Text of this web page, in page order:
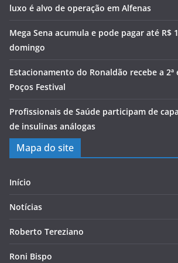
luxo é alvo de operação em Alfenas
Mega Sena acumula e pode pagar até R$
domingo
Estacionamento do Ronaldão recebe a
Poços Festival
Profissionais de Saúde participam de
de insulinas análogas
Mapa do site
Início
Notícias
Roberto Tereziano
Roni Bispo